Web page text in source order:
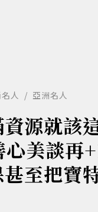
人 亞洲名人
源就該
美談再
至把寶